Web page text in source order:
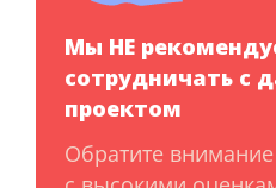
Мы НЕ
сотрудничать с
проектом
Обратите